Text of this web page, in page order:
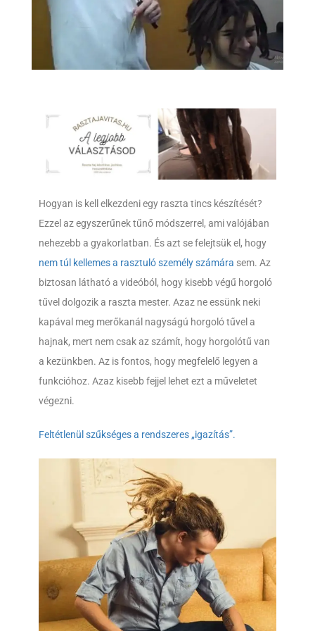
Hogyan is kell elkezdeni egy raszta tincs készítését?
Ezzel az egyszerűnek tűnő módszerrel, ami valójában
nehezebb a gyakorlatban. És azt se felejtsük el, hogy
nem túl kellemes a rasztuló személy számára sem. Az
biztosan látható a videóból, hogy kisebb végű horgoló
tűvel dolgozik a raszta mester. Azaz ne essünk neki
kapával meg merőkanál nagyságú horgoló tűvel a
hajnak, mert nem csak az számít, hogy horgolótű van
a kezünkben. Az is fontos, hogy megfelelő legyen a
funkcióhoz. Azaz kisebb fejjel lehet ezt a műveletet
végezni.
Feltétlenül szűkséges a rendszeres „igazítás”.